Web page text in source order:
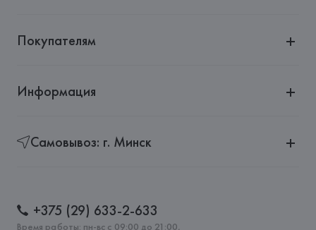
Покупателям
Информация
Самовывоз: г. Минск
+375 (29) 633-2-633
Время работы: пн-вс с 09:00 до 21:00,